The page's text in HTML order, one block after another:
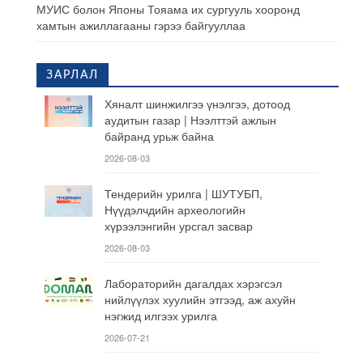
МУИС болон Японы Тояама их сургууль хооронд
хамтын ажиллагааны гэрээ байгууллаа
ЗАРЛАЛ
Хяналт шинжилгээ үнэлгээ, дотоод
аудитын газар | Нээлттэй ажлын
байранд урьж байна
2026-08-03
Тендерийн урилга | ШУТУБП,
Нүүдэлчдийн археологийн
хүрээлэнгийн урсгал засвар
2026-08-03
Лабораторийн дагалдах хэрэгсэл
нийлүүлэх хуулийн этгээд, аж ахуйн
нэгжид илгээх урилга
2026-07-21